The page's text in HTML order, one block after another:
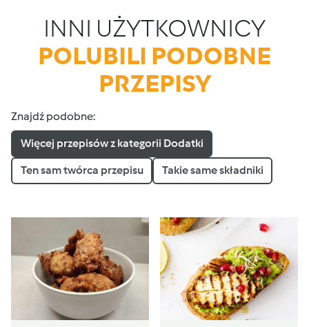
INNI UŻYTKOWNICY
POLUBILI PODOBNE
PRZEPISY
Znajdź podobne:
Więcej przepisów z kategorii Dodatki
Ten sam twórca przepisu Takie same składniki